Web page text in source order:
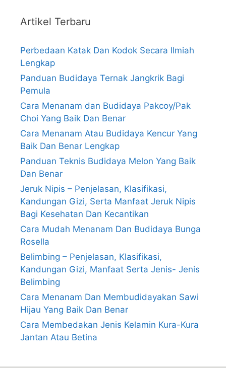
Artikel Terbaru
Perbedaan Katak Dan Kodok Secara Ilmiah
Lengkap
Panduan Budidaya Ternak Jangkrik Bagi
Pemula
Cara Menanam dan Budidaya Pakcoy/Pak
Choi Yang Baik Dan Benar
Cara Menanam Atau Budidaya Kencur Yang
Baik Dan Benar Lengkap
Panduan Teknis Budidaya Melon Yang Baik
Dan Benar
Jeruk Nipis – Penjelasan, Klasifikasi,
Kandungan Gizi, Serta Manfaat Jeruk Nipis
Bagi Kesehatan Dan Kecantikan
Cara Mudah Menanam Dan Budidaya Bunga
Rosella
Belimbing – Penjelasan, Klasifikasi,
Kandungan Gizi, Manfaat Serta Jenis- Jenis
Belimbing
Cara Menanam Dan Membudidayakan Sawi
Hijau Yang Baik Dan Benar
Cara Membedakan Jenis Kelamin Kura-Kura
Jantan Atau Betina